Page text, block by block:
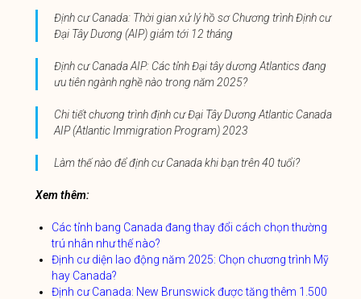
Định cư Canada: Thời gian xử lý hồ sơ Chương trình Định cư
Đại Tây Dương (AIP) giảm tới 12 tháng
Định cư Canada AIP: Các tỉnh Đại tây dương Atlantics đang
ưu tiên ngành nghề nào trong năm 2025?
Chi tiết chương trình định cư Đại Tây Dương Atlantic Canada
AIP (Atlantic Immigration Program) 2023
Làm thế nào để định cư Canada khi bạn trên 40 tuổi?
Xem thêm:
Các tỉnh bang Canada đang thay đổi cách chọn thường
trú nhân như thế nào?
Định cư diện lao động năm 2025: Chọn chương trình Mỹ
hay Canada?
Định cư Canada: New Brunswick được tăng thêm 1.500